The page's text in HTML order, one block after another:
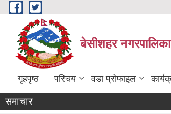
Skip to main content
बेसीशहर
गृहपृष्ठ परिचय वडा प्रोफाइल
समाचार